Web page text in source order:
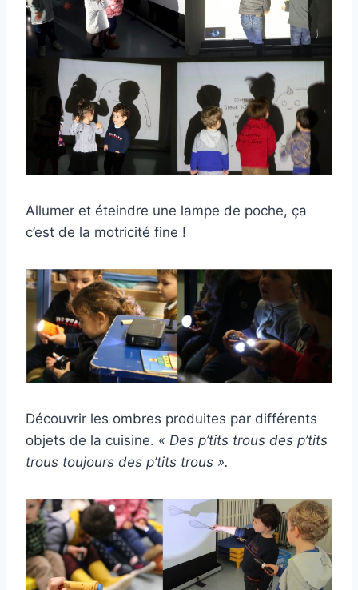
Allumer et éteindre une lampe de poche, ça
c’est de la motricité fine !
Découvrir les ombres produites par différents
objets de la cuisine. « Des p’tits trous des p’tits
trous toujours des p’tits trous ».